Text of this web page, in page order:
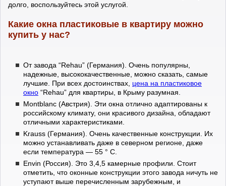
долго, воспользуйтесь этой услугой.
Какие окна пластиковые в квартиру можно
купить у нас?
От завода “Rehau” (Германия). Очень популярны,
надежные, высококачественные, можно сказать, самые
лучшие. При всех достоинствах, цена на пластиковое
окно “Rehau” для квартиры, в Крыму разумная.
Montblanc (Австрия). Эти окна отлично адаптированы к
российскому климату, они красивого дизайна, обладают
отличными характеристиками.
Krauss (Германия). Очень качественные конструкции. Их
можно устанавливать даже в северном регионе, даже
если температура — 55 ° C.
Envin (Россия). Это 3,4,5 камерные профили. Стоит
отметить, что оконные конструкции этого завода ничуть не
уступают выше перечисленным зарубежным, и